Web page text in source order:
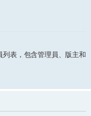
表，包含管理員、版主和